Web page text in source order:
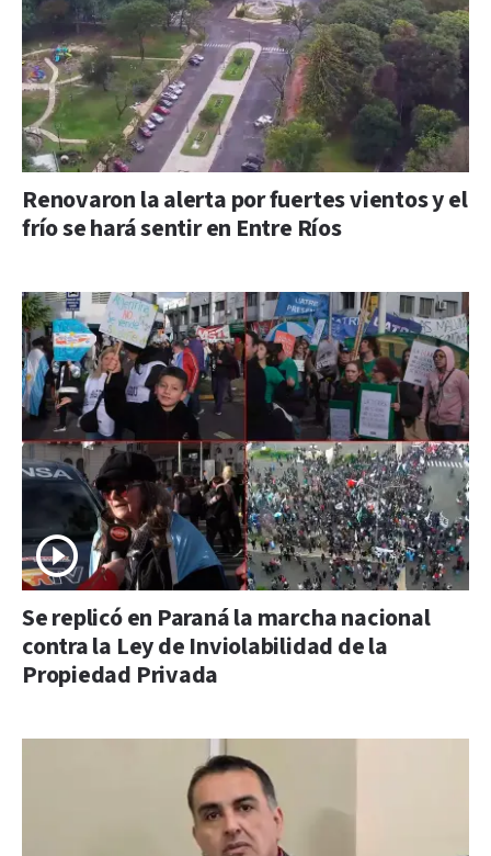
Renovaron la alerta por fuertes vientos y el
frío se hará sentir en Entre Ríos
Se replicó en Paraná la marcha nacional
contra la Ley de Inviolabilidad de la
Propiedad Privada